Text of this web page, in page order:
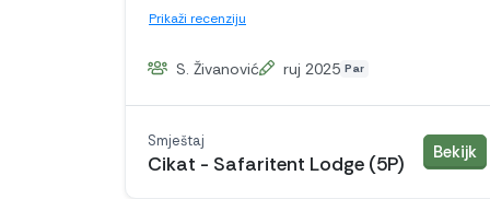
Prikaži recenziju
S. Živanović ruj 2025 Par
Cikat - Safaritent Lodge (5P)
Smještaj
Bekijk